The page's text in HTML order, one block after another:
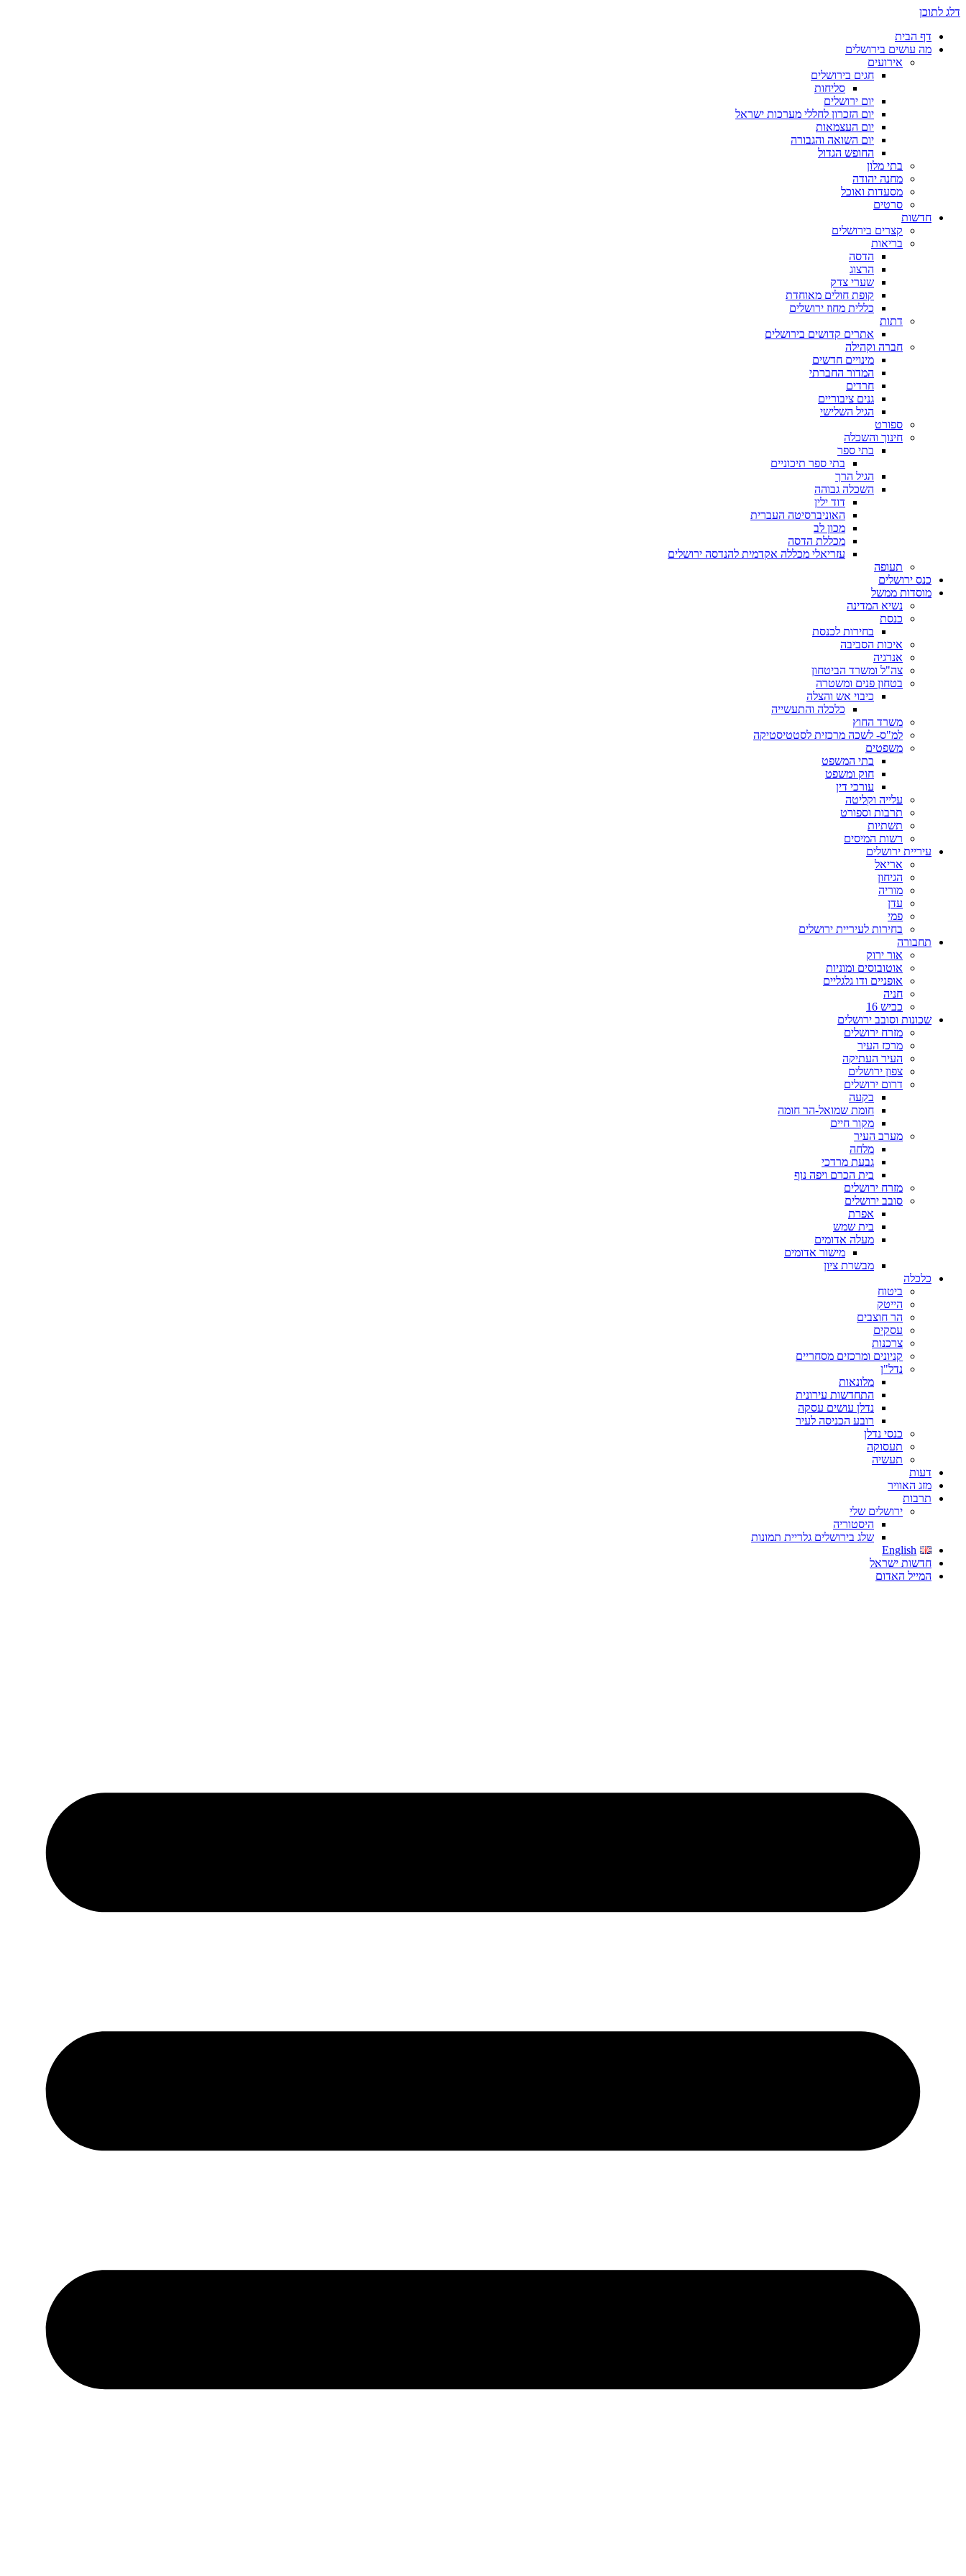
דלג לתוכן
דף הבית
מה עושים בירושלים
אירועים
חגים בירושלים
סליחות
יום ירושלים
יום הזכרון לחללי מערכות ישראל
יום העצמאות
יום השואה והגבורה
החופש הגדול
בתי מלון
מחנה יהודה
מסעדות ואוכל
סרטים
חדשות
קצרים בירושלים
בריאות
הדסה
הרצוג
שערי צדק
קופת חולים מאוחדת
כללית מחוז ירושלים
דתות
אתרים קדושים בירושלים
חברה וקהילה
מינויים חדשים
המדור החברתי
חרדים
גנים ציבוריים
הגיל השלישי
ספורט
חינוך והשכלה
בתי ספר
בתי ספר תיכוניים
הגיל הרך
השכלה גבוהה
דוד ילין
האוניברסיטה העברית
מכון לב
מכללת הדסה
עזריאלי מכללה אקדמית להנדסה ירושלים
תעופה
כנס ירושלים
מוסדות ממשל
נשיא המדינה
כנסת
בחירות לכנסת
איכות הסביבה
אנרגיה
צה"ל ומשרד הביטחון
בטחון פנים ומשטרה
כיבוי אש והצלה
כלכלה והתעשייה
משרד החוץ
למ"ס- לשכה מרכזית לסטטיסטיקה
משפטים
בתי המשפט
חוק ומשפט
עורכי דין
עלייה וקליטה
תרבות וספורט
תשתיות
רשות המיסים
עיריית ירושלים
אריאל
הגיחון
מוריה
עדן
פמי
בחירות לעיריית ירושלים
תחבורה
אור ירוק
אוטובוסים ומוניות
אופניים ודו גלגליים
חניה
כביש 16
שכונות וסובב ירושלים
מזרח ירושלים
מרכז העיר
העיר העתיקה
צפון ירושלים
דרום ירושלים
בקעה
חומת שמואל-הר חומה
מקור חיים
מערב העיר
מלחה
גבעת מרדכי
בית הכרם ויפה נוף
מזרח ירושלים
סובב ירושלים
אפרת
בית שמש
מעלה אדומים
מישור אדומים
מבשרת ציון
כלכלה
ביטוח
הייטק
הר חוצבים
עסקים
צרכנות
קניונים ומרכזים מסחריים
נדל"ן
מלונאות
התחדשות עירונית
נדלן עושים עסקה
רובע הכניסה לעיר
כנסי נדלן
תעסוקה
תעשיה
דעות
מזג האוויר
תרבות
ירושלים שלי
היסטוריה
שלג בירושלים גלריית תמונות
English
חדשות ישראל
המייל האדום